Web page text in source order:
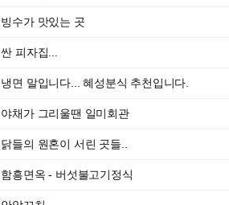
빙수가 맛있는 곳
싼 피자집...
냉면 말입니다... 혜성분식 추천입니다.
야채가 그리울땐 일미회관
닭들의 원혼이 서린 곳들..
함흥면옥 - 버섯불고기정식